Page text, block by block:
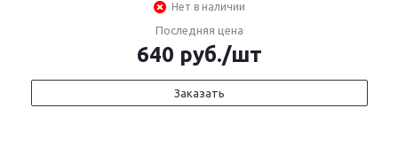
Нет в наличии
Последняя цена
640 руб./шт
Заказать